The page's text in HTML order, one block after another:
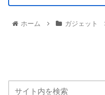
ホーム ガジェット